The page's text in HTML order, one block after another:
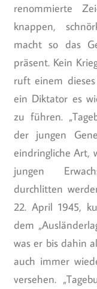
renommierte
knappen,
macht so das
präsent. Kein
ruft einem
ein Diktator es
zu führen.
der jungen
eindringliche Art,
jungen
durchlitten
22. April 1945,
dem
was er bis dahin
auch immer
versehen.